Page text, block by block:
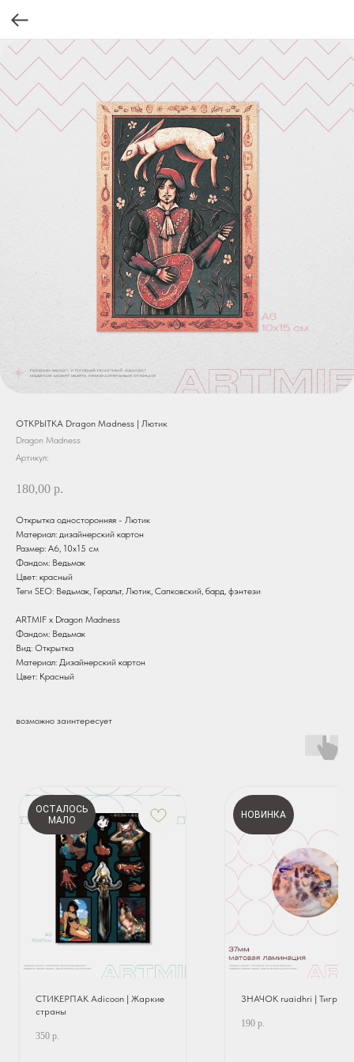
ОТКРЫТКА Dragon Madness | Лютик
Dragon Madness
Артикул:
180,00 р.
Открытка односторонняя - Лютик
Материал: дизайнерский картон
Размер: А6, 10х15 см
Фандом: Ведьмак
Цвет: красный
Теги SEO: Ведьмак, Геральт, Лютик, Сапковский, бард, фэнтези
ARTMIF х Dragon Madness
Фандом: Ведьмак
Вид: Открытка
Материал: Дизайнерский картон
Цвет: Красный
возможно заинтересует
ОСТАЛОСЬ
МАЛО
СТИКЕРПАК Adicoon | Жаркие
страны
350 р.
НОВИНКА
ЗНАЧОК ruaidhri | Тигр
190 р.